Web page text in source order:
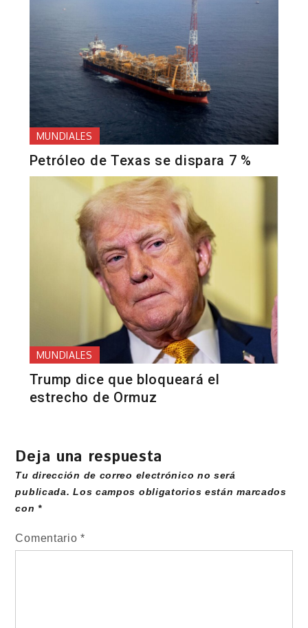
MUNDIALES
Petróleo de Texas se dispara 7 %
MUNDIALES
Trump dice que bloqueará el
estrecho de Ormuz
Deja una respuesta
Tu dirección de correo electrónico no será
publicada. Los campos obligatorios están marcados
con*
Comentario*